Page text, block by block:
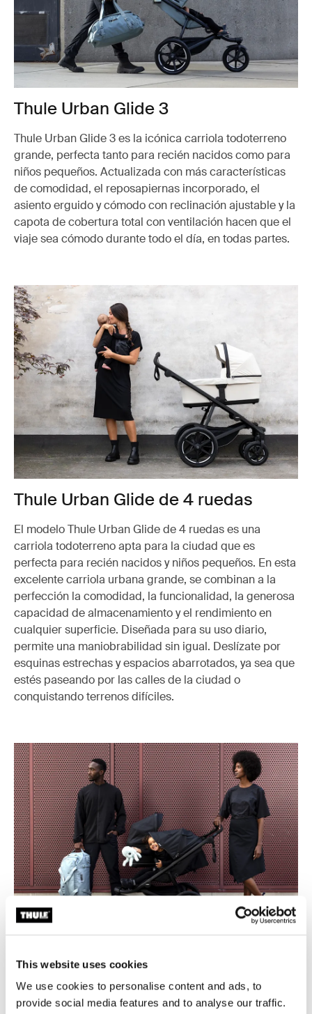
This website uses cookies
We use cookies to personalise content and ads, to
provide social media features and to analyse our traffic.
Thule Urban Glide 3
Thule Urban Glide 3 es la icónica carriola todoterreno
grande, perfecta tanto para recién nacidos como para
niños pequeños. Actualizada con más características
de comodidad, el reposapiernas incorporado, el
asiento erguido y cómodo con reclinación ajustable y la
capota de cobertura total con ventilación hacen que el
viaje sea cómodo durante todo el día, en todas partes.
Thule Urban Glide de 4 ruedas
El modelo Thule Urban Glide de 4 ruedas es una
carriola todoterreno apta para la ciudad que es
perfecta para recién nacidos y niños pequeños. En esta
excelente carriola urbana grande, se combinan a la
perfección la comodidad, la funcionalidad, la generosa
capacidad de almacenamiento y el rendimiento en
cualquier superficie. Diseñada para su uso diario,
permite una maniobrabilidad sin igual. Deslízate por
esquinas estrechas y espacios abarrotados, ya sea que
estés paseando por las calles de la ciudad o
conquistando terrenos difíciles.
Thule Urban Glide doble
La carriola doble todoterreno Thule Urban Glide 3 es la
compañera perfecta desde el nacimiento para padres